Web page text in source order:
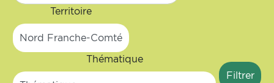
Territoire
Thématique